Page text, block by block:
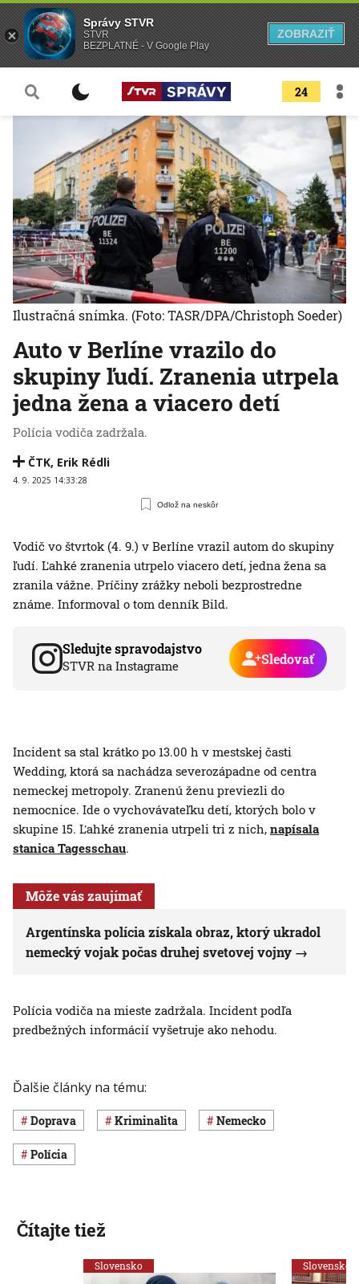
24
Auto v Berlíne vrazilo do
skupiny ľudí. Zranenia utrpela
jedna žena a viacero detí
Polícia vodiča zadržala.
ČTK, Erik Rédli
4. 9. 2025 14:33:28
Odlož na neskôr
Ilustračná snímka. (Foto: TASR/DPA/Christoph Soeder)
Vodič vo štvrtok (4. 9.) v Berlíne vrazil autom do skupiny
ľudí. Ľahké zranenia utrpelo viacero detí, jedna žena sa
zranila vážne. Príčiny zrážky neboli bezprostredne
známe. Informoval o tom denník Bild.
Sledujte spravodajstvo
STVR na Instagrame Sledovať
Incident sa stal krátko po 13.00 h v mestskej časti
Wedding, ktorá sa nachádza severozápadne od centra
nemeckej metropoly. Zranenú ženu previezli do
nemocnice. Ide o vychovávateľku detí, ktorých bolo v
skupine 15. Ľahké zranenia utrpeli tri z nich, napísala
stanica Tagesschau.
Môže vás zaujímať
Argentínska polícia získala obraz, ktorý ukradol
nemecký vojak počas druhej svetovej vojny
Polícia vodiča na mieste zadržala. Incident podľa
predbežných informácií vyšetruje ako nehodu.
Ďalšie články na tému:
Doprava Kriminalita Nemecko
polícia
Čítajte tiež
Slovensko Slovensko
Správy STVR
STVR
BEZPLATNÉ - V Google Play
ZOBRAZIŤ